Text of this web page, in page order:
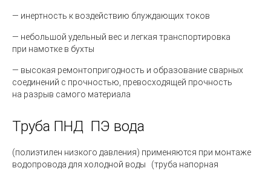
— инертность к воздействию блуждающих токов
— небольшой удельный вес и легкая транспортировка
при намотке в бухты
— высокая ремонтопригодность и образование сварных
соединений с прочностью, превосходящей прочность
на разрыв самого материала
Труба ПНД ПЭ вода
(полиэтилен низкого давления) применяются при монтаже
водопровода для холодной воды (труба напорная